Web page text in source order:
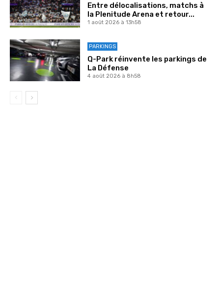
Entre délocalisations, matchs à
la Plenitude Arena et retour...
1 août 2026 à 13h58
PARKINGS
Q-Park réinvente les parkings de
La Défense
4 août 2026 à 8h58